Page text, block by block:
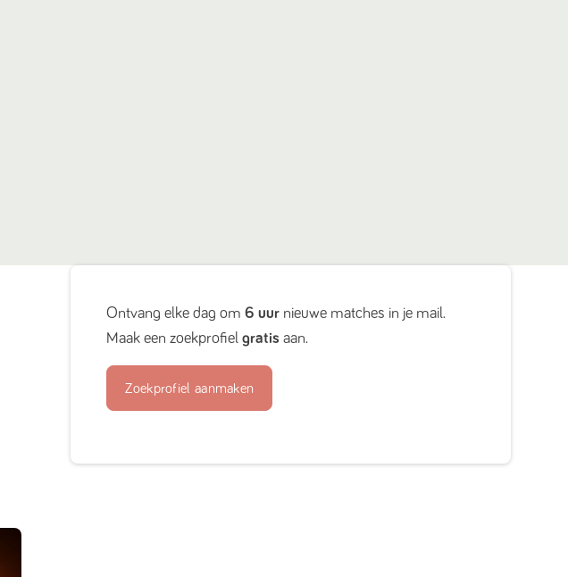
Ontvang elke dag om6 uur nieuwe matches in je mail.
Maak een zoekprofielgratis aan.
Zoekprofiel aanmaken